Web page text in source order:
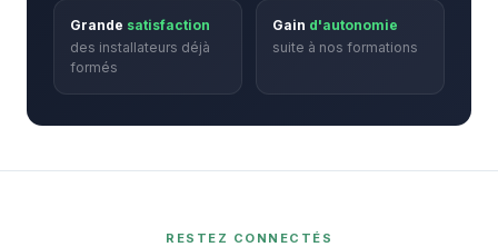
Grande satisfaction
des installateurs déjà
formés
Gain d'autonomie
suite à nos formations
RESTEZ CONNECTÉS